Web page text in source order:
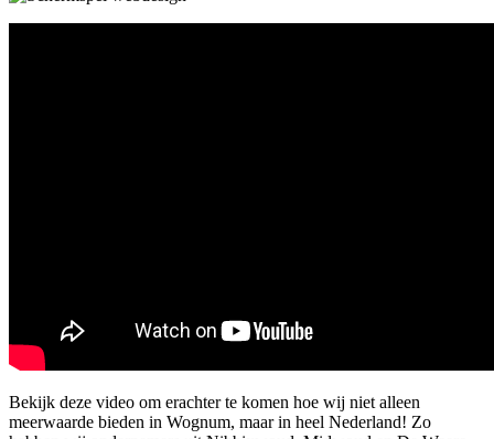
Bekijk deze video om erachter te komen hoe wij niet alleen
meerwaarde bieden in Wognum, maar in heel Nederland! Zo